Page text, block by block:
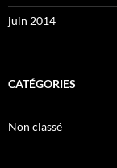
juin 2014
CATÉGORIES
Non classé